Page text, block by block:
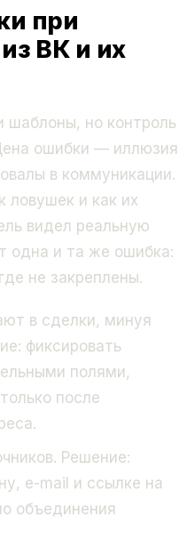
при
ВК и их
шаблоны, но контроль
ошибки — иллюзия
в коммуникации.
ловушек и как их
видел реальную
одна и та же ошибка:
не закреплены.
в сделки, минуя
фиксировать
полями,
после
Решение:
e-mail и ссылке на
объединения